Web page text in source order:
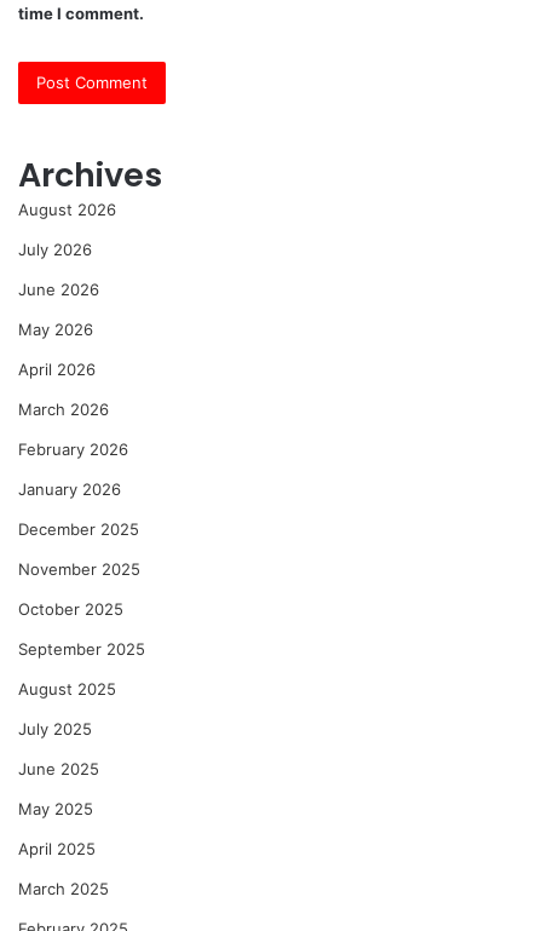
time I comment.
Archives
August 2026
July 2026
June 2026
May 2026
April 2026
March 2026
February 2026
January 2026
December 2025
November 2025
October 2025
September 2025
August 2025
July 2025
June 2025
May 2025
April 2025
March 2025